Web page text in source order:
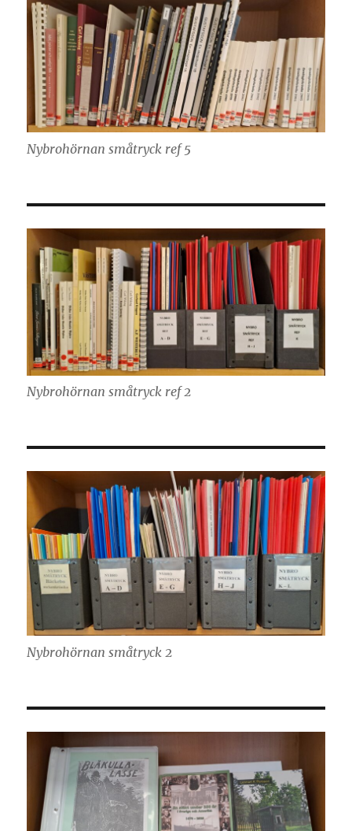
Nybrohörnan småtryck ref 5
Nybrohörnan småtryck ref 2
Nybrohörnan småtryck 2